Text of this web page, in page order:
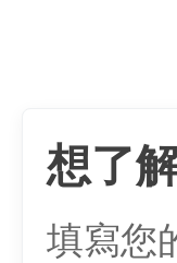
想了
填寫您